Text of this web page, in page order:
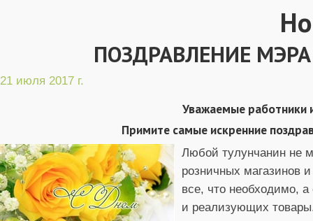
ПОЗДРАВЛЕНИЕ
21 июля 2017 г.
Уважаемые работники
Примите самые искренние
Любой тулунчанин не
розничных магазинов
все, что необходимо,
и реализующих